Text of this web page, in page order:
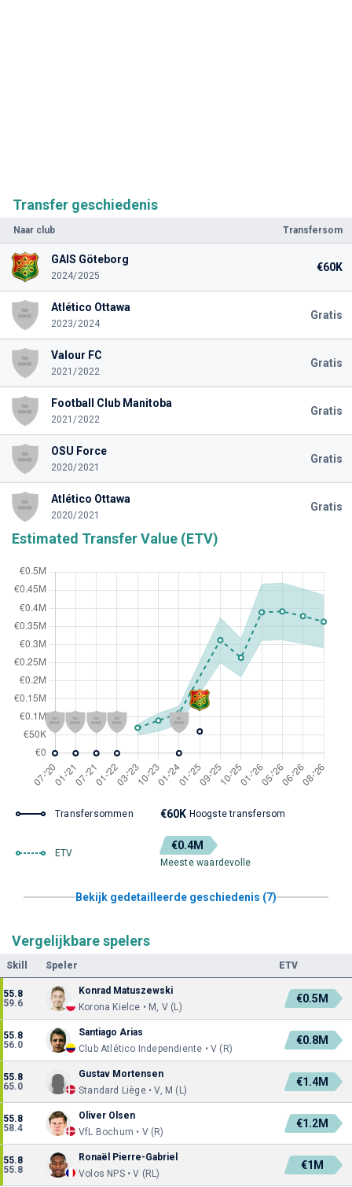
Transfer geschiedenis
Naar club Transfersom
GAIS Göteborg
2024/2025
€60K
Atlético Ottawa
2023/2024
Gratis
Valour FC
2021/2022
Gratis
Football Club Manitoba
2021/2022
Gratis
OSU Force
2020/2021
Gratis
Atlético Ottawa
2020/2021
Gratis
Estimated Transfer Value (ETV)
Transfersommen €60K Hoogste transfersom
ETV
€0.4M
Meeste waardevolle
Bekijk gedetailleerde geschiedenis (7)
Vergelijkbare spelers
Skill Speler ETV
55.8
59.6
Konrad Matuszewski
Korona Kielce • M, V (L)
€0.5M
55.8
56.0
Santiago Arias
Club Atlético Independiente • V (R)
€0.8M
55.8
65.0
Gustav Mortensen
Standard Liège • V, M (L)
€1.4M
55.8
58.4
Oliver Olsen
VfL Bochum • V (R)
€1.2M
55.8
55.8
Ronaël Pierre-Gabriel
Volos NPS • V (RL)
€1M